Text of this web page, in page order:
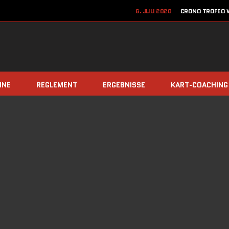
6. JULI 2020
CRONO
8. DEZEMBER 2019
TEAM
REGLEMENT ERGEBNISSE KART-COACHING